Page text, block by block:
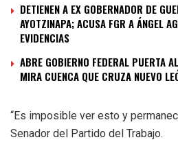
DETIENEN A EX GOBERNADOR DE
AYOTZINAPA; ACUSA FGR A ÁNGEL
EVIDENCIAS
ABRE GOBIERNO FEDERAL PUERTA
MIRA CUENCA QUE CRUZA NUEVO
“Es imposible ver esto y
Senador del Partido del Trabajo.